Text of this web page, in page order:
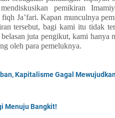
pemikiran
Ja’fari. Kapan munculnya
tersebut, bagi kami itu tidak
juta pengikut, kami hanya
oleh para pemeluknya.
Kapitalisme Gagal
Menuju Bangkit!